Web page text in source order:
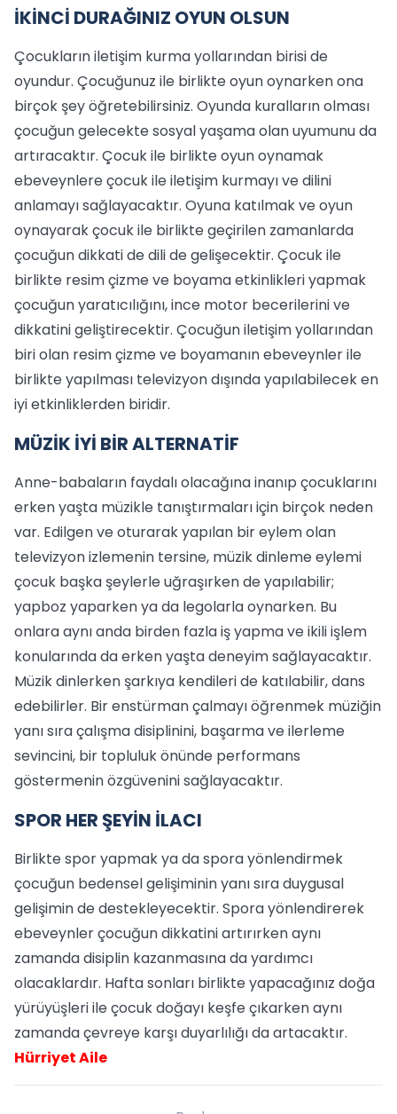
İKİNCİ DURAĞINIZ OYUN OLSUN
Çocukların iletişim kurma yollarından birisi de
oyundur. Çocuğunuz ile birlikte oyun oynarken ona
birçok şey öğretebilirsiniz. Oyunda kuralların olması
çocuğun gelecekte sosyal yaşama olan uyumunu da
artıracaktır. Çocuk ile birlikte oyun oynamak
ebeveynlere çocuk ile iletişim kurmayı ve dilini
anlamayı sağlayacaktır. Oyuna katılmak ve oyun
oynayarak çocuk ile birlikte geçirilen zamanlarda
çocuğun dikkati de dili de gelişecektir. Çocuk ile
birlikte resim çizme ve boyama etkinlikleri yapmak
çocuğun yaratıcılığını, ince motor becerilerini ve
dikkatini geliştirecektir. Çocuğun iletişim yollarından
biri olan resim çizme ve boyamanın ebeveynler ile
birlikte yapılması televizyon dışında yapılabilecek en
iyi etkinliklerden biridir.
MÜZİK İYİ BİR ALTERNATİF
Anne-babaların faydalı olacağına inanıp çocuklarını
erken yaşta müzikle tanıştırmaları için birçok neden
var. Edilgen ve oturarak yapılan bir eylem olan
televizyon izlemenin tersine, müzik dinleme eylemi
çocuk başka şeylerle uğraşırken de yapılabilir;
yapboz yaparken ya da legolarla oynarken. Bu
onlara aynı anda birden fazla iş yapma ve ikili işlem
konularında da erken yaşta deneyim sağlayacaktır.
Müzik dinlerken şarkıya kendileri de katılabilir, dans
edebilirler. Bir enstürman çalmayı öğrenmek müziğin
yanı sıra çalışma disiplinini, başarma ve ilerleme
sevincini, bir topluluk önünde performans
göstermenin özgüvenini sağlayacaktır.
SPOR HER ŞEYİN İLACI
Birlikte spor yapmak ya da spora yönlendirmek
çocuğun bedensel gelişiminin yanı sıra duygusal
gelişimin de destekleyecektir. Spora yönlendirerek
ebeveynler çocuğun dikkatini artırırken aynı
zamanda disiplin kazanmasına da yardımcı
olacaklardır. Hafta sonları birlikte yapacağınız doğa
yürüyüşleri ile çocuk doğayı keşfe çıkarken aynı
zamanda çevreye karşı duyarlılığı da artacaktır.
Hürriyet Aile